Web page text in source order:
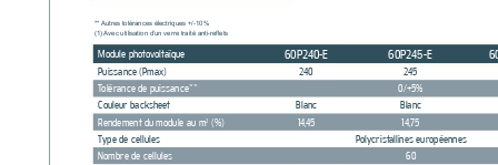
** Autres tolérances électriques +/-10%
(1) Avec utilisation d’un verre traité anti-reets
Module photovoltaïque 60P240-E 60P245-E
Puissance (Pmax) 240
Tolérance de puissance** 0/+5%
Couleur backsheet Blanc
Blanc
Rendement du module au m2 (%) 14,45 14,75
Type de cellules
Polycristallines européennes
Nombre de cellules
60